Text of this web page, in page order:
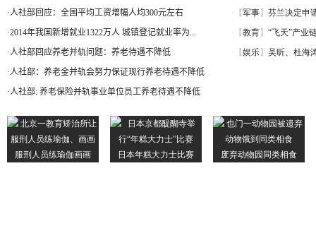
·人社部回应：全国平均工资增幅人均300元左右
·2014年我国新增就业1322万人 城镇登记就业率为...
·人社部回应养老并轨问题：养老待遇不降低
·人社部：养老金并轨会努力保证现行养老待遇不降低
·人社部: 养老保险并轨事业单位员工养老待遇不降低